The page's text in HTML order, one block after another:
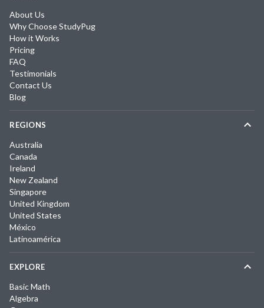
About Us
Why Choose StudyPug
How it Works
Pricing
FAQ
Testimonials
Contact Us
Blog
REGIONS
Australia
Canada
Ireland
New Zealand
Singapore
United Kingdom
United States
México
Latinoamérica
EXPLORE
Basic Math
Algebra